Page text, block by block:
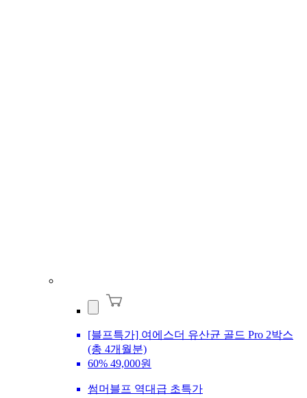
[블프특가] 여에스더 유산균 골드 Pro 2박스
(총 4개월분)
60% 49,000원
썸머블프 역대급 초특가